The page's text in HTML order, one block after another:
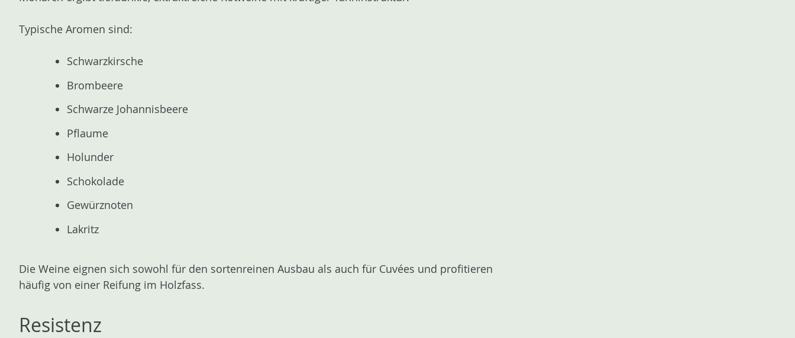
Typische Aromen sind:
Schwarzkirsche
Brombeere
Schwarze Johannisbeere
Pflaume
Holunder
Schokolade
Gewürznoten
Lakritz
Die Weine eignen sich sowohl für den sortenreinen Ausbau als auch für Cuvées und profitieren
häufig von einer Reifung im Holzfass.
Resistenz